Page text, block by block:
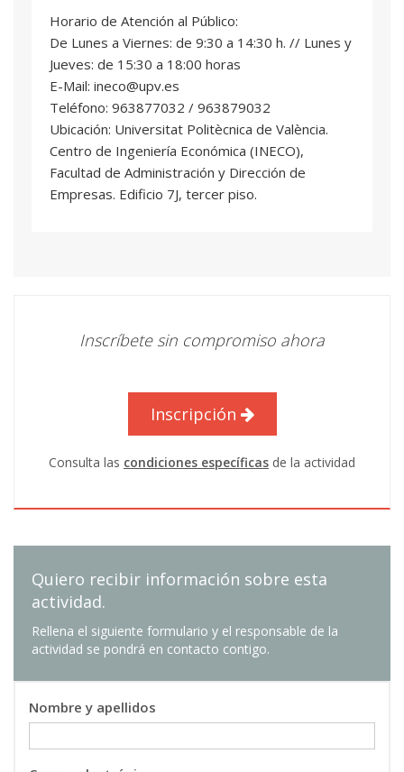
sector
05 VALORACION PARA LA CONTABILIDAD Y
AUDITORIA DE TASACIONES
6 ECTS
María Ángeles Alcaide González : Profesional
Silvia Gonzalez De Julian
MODELOS ECONOMÉTRICOS DE
Isabel Barrachina Martínez: Profesor/a
Titular de Universidad
08 VALORACION DEL SUELO URBANO
Jesús Rodríguez Pasamontes: Profesor/a
09
EL MERCADO DEL SUELO Y SECTOR
INMOBILIARIO CORPORATIVO
6 ECTS
Enrique Carrero Alvaro : Profesional del sector
10
María Ángeles Alcaide González
Horario de Atención al Público:
De Lunes a Viernes: de 9:30 a 14:30 h. // Lunes y
Jueves: de 15:30 a 18:00 horas
E-Mail: ineco@upv.es
Teléfono: 963877032 / 963879032
Ubicación: Universitat Politècnica de València.
Centro de Ingeniería Económica (INECO),
Facultad de Administración y Dirección de
Empresas. Edificio 7J, tercer piso.
Inscríbete sin compromiso ahora
Inscripción
Consulta las condiciones específicas de la actividad
Quiero recibir información sobre esta
actividad.
Rellena el siguiente formulario y el responsable de la
actividad se pondrá en contacto contigo.
Nombre y apellidos